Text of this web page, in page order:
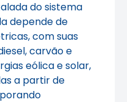
do sistema
depende de
com suas
carvão e
eólica e solar,
a partir de